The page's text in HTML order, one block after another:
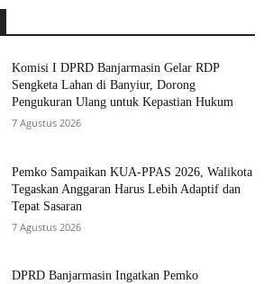
Komisi I DPRD Banjarmasin Gelar RDP
Sengketa Lahan di Banyiur, Dorong
Pengukuran Ulang untuk Kepastian Hukum
7 Agustus 2026
Pemko Sampaikan KUA-PPAS 2026, Walikota
Tegaskan Anggaran Harus Lebih Adaptif dan
Tepat Sasaran
7 Agustus 2026
DPRD Banjarmasin Ingatkan Pemko